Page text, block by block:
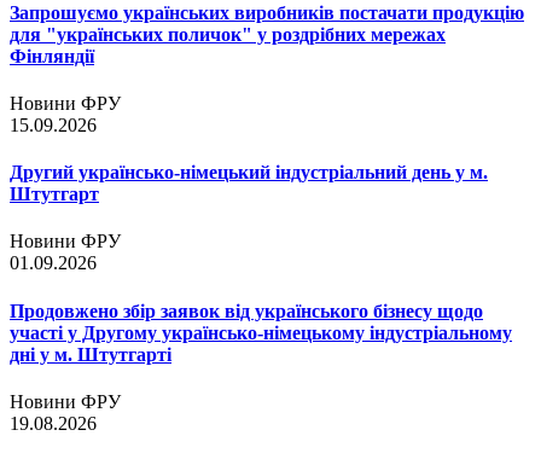
Запрошуємо українських виробників постачати продукцію
для "українських поличок" у роздрібних мережах
Фінляндії
Новини ФРУ
15.09.2026
Другий українсько-німецький індустріальний день у м.
Штутгарт
Новини ФРУ
01.09.2026
Продовжено збір заявок від українського бізнесу щодо
участі у Другому українсько-німецькому індустріальному
дні у м. Штутгарті
Новини ФРУ
19.08.2026